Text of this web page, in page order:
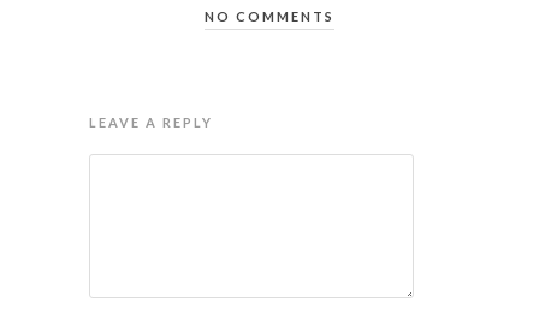
NO COMMENTS
LEAVE A REPLY